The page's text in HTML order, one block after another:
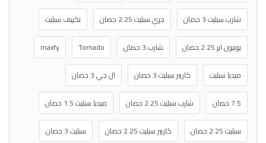
شارب سبليت 3 حصان جري سبليت 2.25 حصان تكييف سبليت
يونيون اير 2.25 حصان شارب 3 حصان Tornado
maxfy
ميديا سبليت كاريير سبليت 3 حصان ال جي 3 حصان
7.5 حصان شارب سبليت 2.25 حصان ميديا سبليت 1.5 حصان
سبليت 2.25 حصان كاريير سبليت 2.25 حصان سبليت 3 حصان